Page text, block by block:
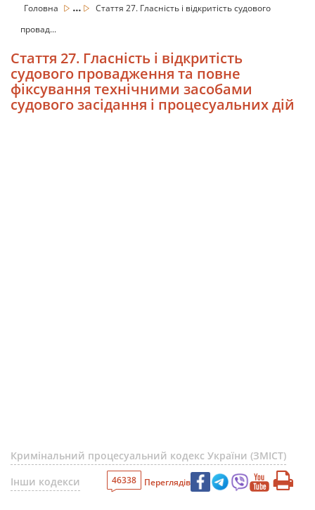
Головна ...
Стаття 27. Гласність і відкритість судового
провад...
Стаття 27. Гласність і відкритість
судового провадження та повне
фіксування технічними засобами
судового засідання і процесуальних дій
Кримінальний процесуальний кодекс України (ЗМІСТ)
Інши кодекси
46338 Переглядів